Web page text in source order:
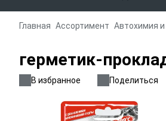
Главная Ассортимент Автохимия
герметик-
В избранное Поделиться